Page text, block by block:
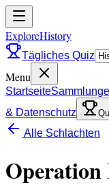
ExploreHistory
Tägliches Quiz
Menu
Startseite
& Datenschutz
Alle Schlachten